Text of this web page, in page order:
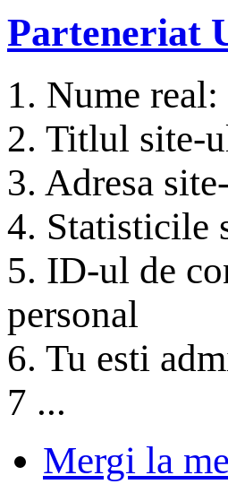
Parteneriat
1. Nume
2. Titlul site-
3. Adresa
4. Statisticile
5. ID-ul de
personal
6. Tu esti
7 ...
Mergi la